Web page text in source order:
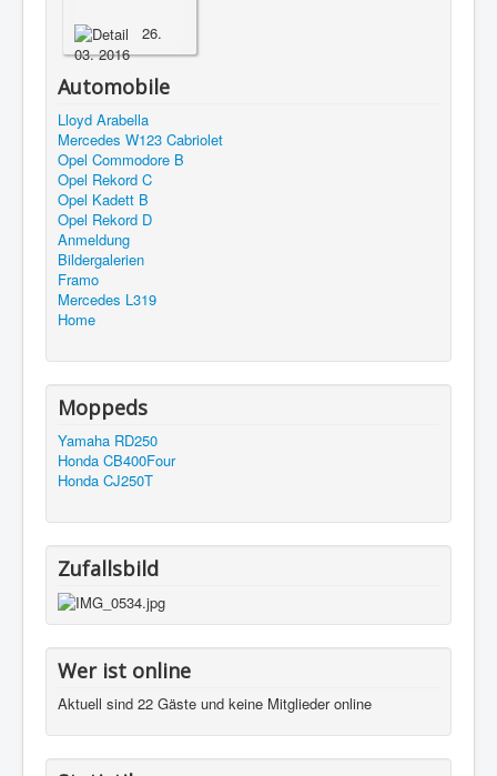
26.
03. 2016
Automobile
Lloyd Arabella
Mercedes W123 Cabriolet
Opel Commodore B
Opel Rekord C
Opel Kadett B
Opel Rekord D
Anmeldung
Bildergalerien
Framo
Mercedes L319
Home
Moppeds
Yamaha RD250
Honda CB400Four
Honda CJ250T
Zufallsbild
Wer ist online
Aktuell sind 22 Gäste und keine Mitglieder online